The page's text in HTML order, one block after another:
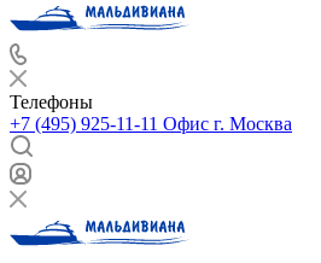
Телефоны
+7 (495) 925-11-11 Офис г. Москва